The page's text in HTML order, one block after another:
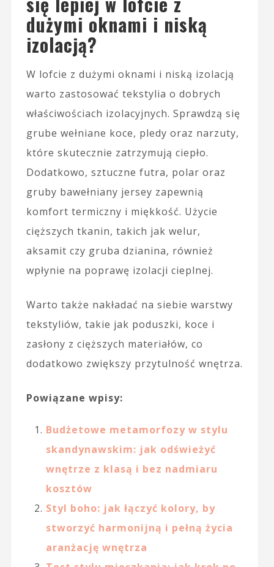
dużymi oknami i niską
izolacją?
W lofcie z dużymi oknami i niską izolacją
warto zastosować tekstylia o dobrych
właściwościach izolacyjnych. Sprawdzą się
grube wełniane koce, pledy oraz narzuty,
które skutecznie zatrzymują ciepło.
Dodatkowo, sztuczne futra, polar oraz
gruby bawełniany jersey zapewnią
komfort termiczny i miękkość. Użycie
cięższych tkanin, takich jak welur,
aksamit czy gruba dzianina, również
wpłynie na poprawę izolacji cieplnej.
Warto także nakładać na siebie warstwy
tekstyliów, takie jak poduszki, koce i
zasłony z cięższych materiałów, co
dodatkowo zwiększy przytulność wnętrza.
Powiązane wpisy:
Budżetowe metamorfozy w stylu
skandynawskim: jak odświeżyć
wnętrze z klasą i bez nadmiaru
kosztów
Styl boho: jak łączyć kolory, by
stworzyć harmonijną i pełną życia
aranżację wnętrza